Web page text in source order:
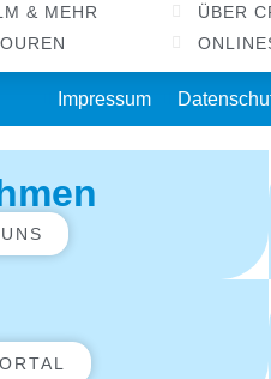
& MEHR
ÜBER
Impressum